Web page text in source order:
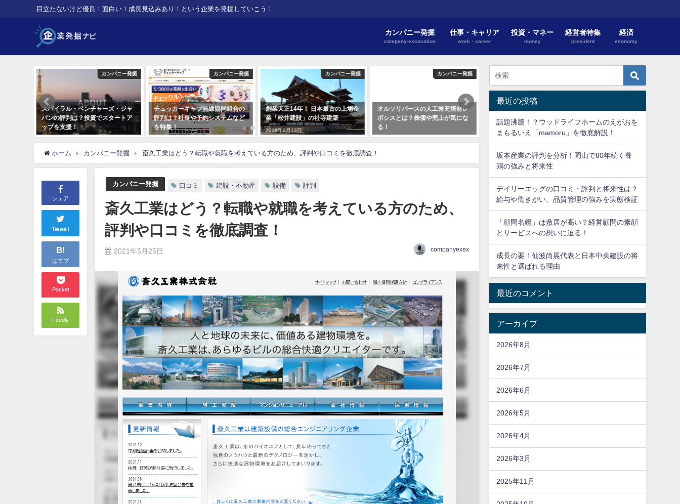
目立たないけど優良！面白い！成長見込みあり！という企業を発掘していこう！
カンパニー発掘
company-excavation
仕事・キャリア
work・career
投資・マネー
money
経営者特集
president
経済
economy
カンパニー発掘
スパイラル・ベンチャーズ・ジャ
パンの評判は？投資でスタートア
ップを支援！
カンパニー発掘
チェッカーキャブ無線協同組合の
評判は？社長や予約システムなど
を特集！
カンパニー発掘
創業天正14年！ 日本最古の上場企
業「松井建設」の社寺建築
2018年9月13日
カンパニー発掘
オルソリバースの人工骨充填材レ
ボシスとは？株価や売上が気にな
る！
パンの評判は？投資でスタートア
ップを支援！
評判は？社長や予約システ
を特集！
ホーム カンパニー発掘 斎久工業はどう？転職や就職を考えている方のため、評判や口コミを徹底調査！
シェア
Tweet
B!
はてブ
Pocket
Feedly
カンパニー発掘 口コミ 建設・不動産 設備 評判
斎久工業はどう？転職や就職を考えている方のため、
評判や口コミを徹底調査！
2021年5月25日 companyexex
最近の投稿
話題沸騰！？ウッドライフホームのえがおを
まもるいえ「mamoru」を徹底解説！
坂本産業の評判を分析！岡山で80年続く養
鶏の強みと将来性
デイリーエッグの口コミ・評判と将来性は？
給与や働きがい、品質管理の強みを実態検証
「顧問名鑑」は敷居が高い？経営顧問の素顔
とサービスへの想いに迫る！
成長の要！仙波尚展代表と日本中央建設の将
来性と選ばれる理由
最近のコメント
アーカイブ
2026年8月
2026年7月
2026年6月
2026年5月
2026年4月
2026年3月
2025年11月